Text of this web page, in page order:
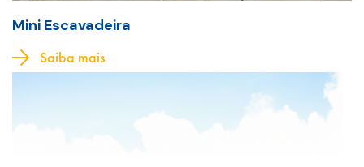
Mini Escavadeira
Saiba mais